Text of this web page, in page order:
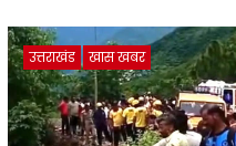
उत्तराखंड खास खबर